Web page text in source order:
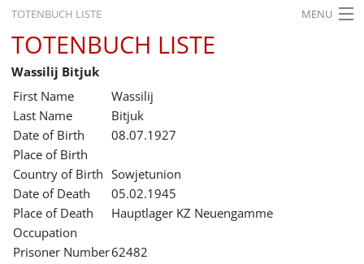
TOTENBUCH LISTE MENU
STARTSEITE
AUSSTELLUNGEN
GESCHICHTE
BILDUNG
FORSCHUNG
SERVICE
Leichte Sprache
TOTENBUCH LISTE
Wassilij Bitjuk
First Name
Wassilij
Last Name
Bitjuk
Date of Birth
08.07.1927
Place of Birth
Country of Birth Sowjetunion
Date of Death
05.02.1945
Place of Death
Hauptlager KZ Neuengamme
Occupation
Prisoner Number62482